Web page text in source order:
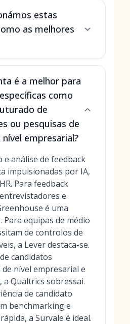
estas
as melhores
é a melhor para
como
de
ou pesquisas de
empresarial?
e análise de feedback
impulsionadas por IA,
Para feedback
e
é uma
Para equipas de médio
de controlos de
a Lever destaca-se.
candidatos
nível empresarial e
a Qualtrics sobressai.
de candidato
benchmarking e
a Survale é ideal.